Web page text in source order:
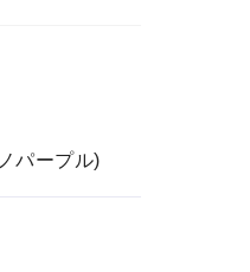
パープル)